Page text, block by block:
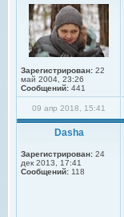
Зарегистрирован: 22
май 2004, 23:26
Сообщений: 441
09 апр 2018, 15:41
Dasha
Зарегистрирован: 24
дек 2013, 17:41
Сообщений: 118